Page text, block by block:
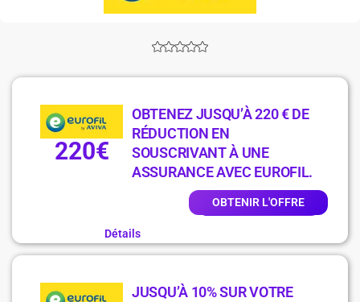
220€
OBTENEZ JUSQU’À 220 € DE
RÉDUCTION EN
SOUSCRIVANT À UNE
ASSURANCE AVEC EUROFIL.
OBTENIR L'OFFRE
Détails
JUSQU’À 10% SUR VOTRE